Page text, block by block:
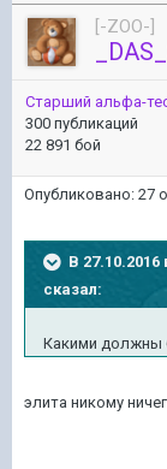
[-ZOO-]
Старший альфа-
300 публикаций
22 891 бой
Опубликовано: 27
В
сказал:
Какими должны
элита никому